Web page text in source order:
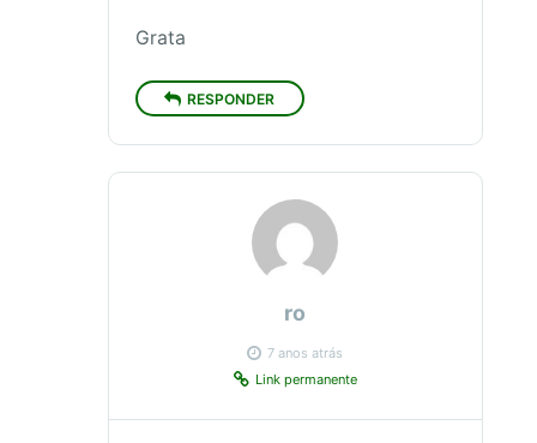
Grata
RESPONDER
ro
7 anos atrás
Link permanente